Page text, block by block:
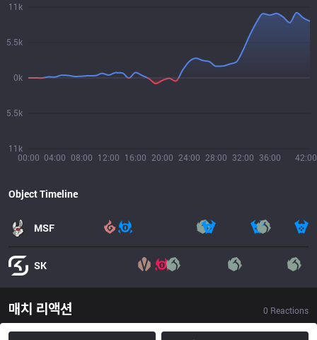
00:00 04:00 08:00 12:00 16:00 20:00 24:00 28:00 32:00 36:00 42:00
11k
5.5k
0k
5.5k
11k
Object Timeline
MSF
SK
매치 리액션 0 Reactions